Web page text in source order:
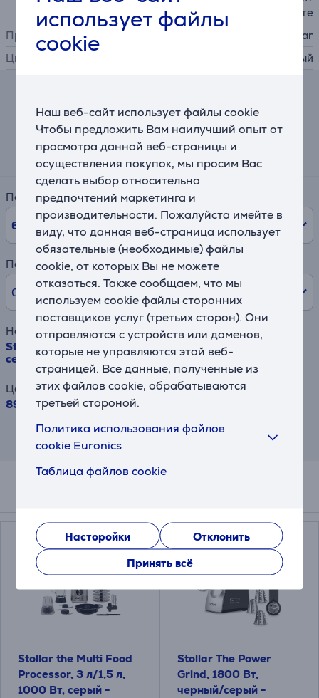
использует файлы
cookie
Наш веб-сайт использует файлы cookie
Чтобы предложить Вам наилучший опыт от
просмотра данной веб-страницы и
осуществления покупок, мы просим Вас
сделать выбор относительно
предпочтений маркетинга и
производительности. Пожалуйста имейте в
виду, что данная веб-страница использует
обязательные (необходимые) файлы
cookie, от которых Вы не можете
отказаться. Также сообщаем, что мы
используем cookie файлы сторонних
поставщиков услуг (третьих сторон). Они
отправляются с устройств или доменов,
которые не управляются этой веб-
страницей. Все данные, полученные из
этих файлов cookie, обрабатываются
третьей стороной.
Политика использования файлов
cookie Euronics
Таблица файлов cookie
Насторойки
Отклонить
Принять всё
ся на своем месте
Производитель
Stollar
Цвет
серый
Калькулятор лизинга и аренды
Примерный размер ежемесячного платежа
16 €
Период
6 мес.
Первый взнос
0% /
Наименование товара
Stollar the Multi Food Processor, 1,2 л/1,5 л, 800 Вт,
серый - Кухонный комбайн
Цена
89.99 €
Результат информативен и основан на
приблизительной оценке.
Stollar the Multi Food
Processor, 3 л/1,5 л,
1000 Вт, серый -
Stollar The Power
Grind, 1800 Вт,
черный/серый -